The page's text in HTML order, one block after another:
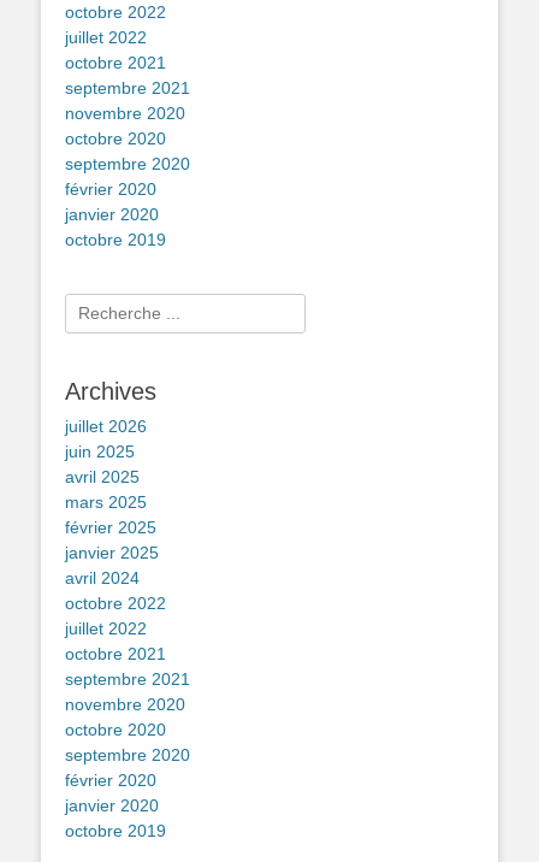
octobre 2022
juillet 2022
octobre 2021
septembre 2021
novembre 2020
octobre 2020
septembre 2020
février 2020
janvier 2020
octobre 2019
Rechercher :
Archives
juillet 2026
juin 2025
avril 2025
mars 2025
février 2025
janvier 2025
avril 2024
octobre 2022
juillet 2022
octobre 2021
septembre 2021
novembre 2020
octobre 2020
septembre 2020
février 2020
janvier 2020
octobre 2019